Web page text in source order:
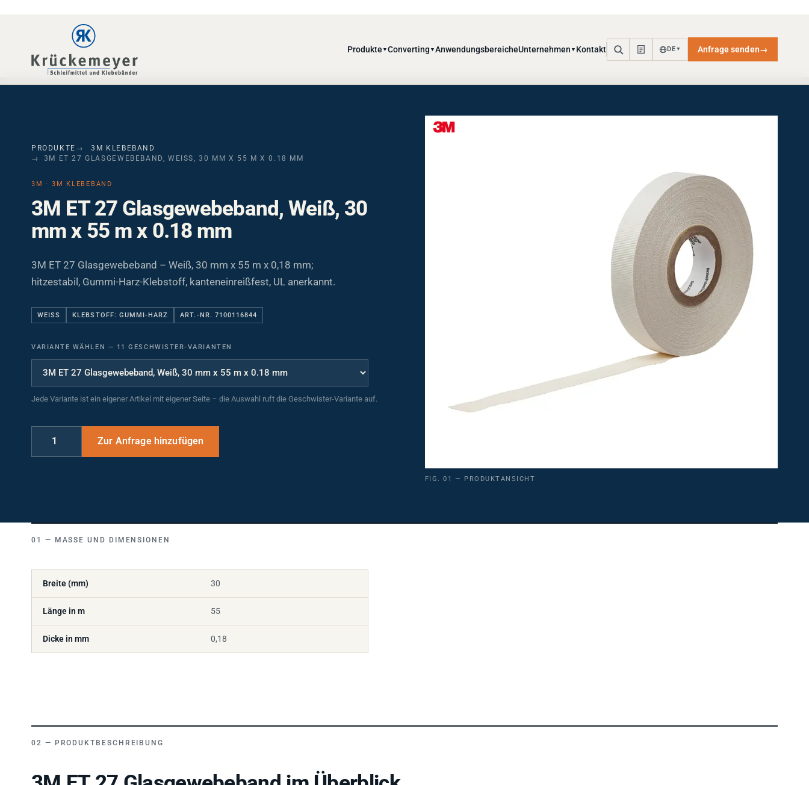
3M ET 27 GLASGEWEBEBAND, WEISS, 30 MM X 55 M X 0.18 MM
3M ET 27 Glasgewebeband, Weiß, 30
mm x 55 m x 0.18 mm
3M ET 27 Glasgewebeband – Weiß, 30 mm x 55 m x 0,18 mm;
hitzestabil, Gummi-Harz-Klebstoff, kanteneinreißfest, UL anerkannt.
WEISS KLEBSTOFF: GUMMI-HARZ ART.-NR. 7100116844
3M ET 27 Glasgewebeband im Überblick